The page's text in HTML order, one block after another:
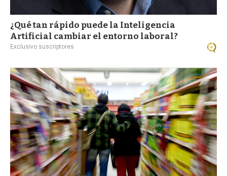
¿Qué tan rápido puede la Inteligencia
Artificial cambiar el entorno laboral?
Exclusivo suscriptores